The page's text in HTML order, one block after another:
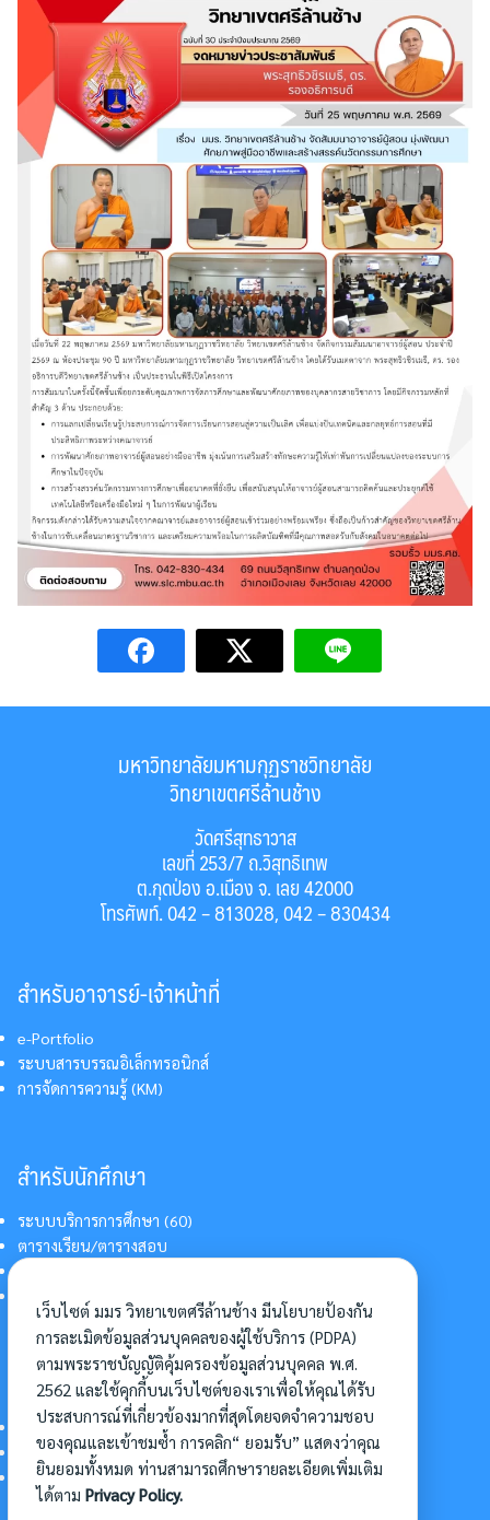
มหาวิทยาลัยมหามกุฏราชวิทยาลัย
วิทยาเขตศรีล้านช้าง
วัดศรีสุทธาวาส
เลขที่ 253/7 ถ.วิสุทธิเทพ
ต.กุดป่อง อ.เมือง จ. เลย 42000
โทรศัพท์. 042 – 813028, 042 – 830434
สำหรับอาจารย์-เจ้าหน้าที่
e-Portfolio
ระบบสารบรรณอิเล็กทรอนิกส์
การจัดการความรู้ (KM)
สำหรับนักศึกษา
ระบบบริการการศึกษา (60)
ตารางเรียน/ตารางสอบ
การแต่งกายนักศึกษา
อื่นๆ
การเข้าศึกษาต่อ
ดาวน์โหลดแบบฟอร์ม
การบริหารจัดการโครงการ
เว็บไซต์ มมร วิทยาเขตศรีล้านช้าง มีนโยบายป้องกัน
การละเมิดข้อมูลส่วนบุคคลของผู้ใช้บริการ (PDPA)
ตามพระราชบัญญัติคุ้มครองข้อมูลส่วนบุคคล พ.ศ.
2562 และใช้คุกกี้บนเว็บไซต์ของเราเพื่อให้คุณได้รับ
ประสบการณ์ที่เกี่ยวข้องมากที่สุดโดยจดจำความชอบ
ของคุณและเข้าชมซ้ำ การคลิก“ ยอมรับ” แสดงว่าคุณ
ยินยอมทั้งหมด ท่านสามารถศึกษารายละเอียดเพิ่มเติม
ได้ตาม Privacy Policy.